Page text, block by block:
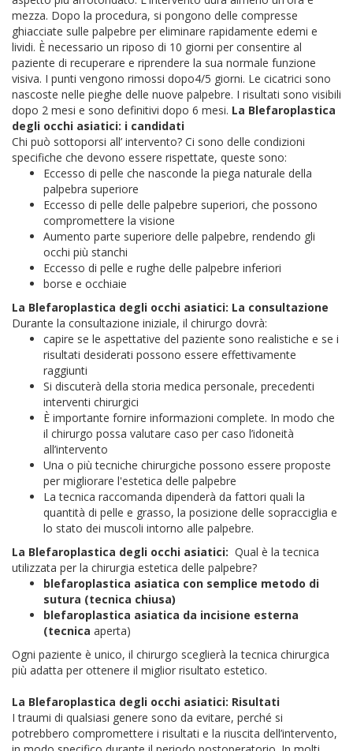
mezza. Dopo la procedura, si pongono delle compresse
ghiacciate sulle palpebre per eliminare rapidamente edemi e
lividi. È necessario un riposo di 10 giorni per consentire al
paziente di recuperare e riprendere la sua normale funzione
visiva. I punti vengono rimossi dopo4/5 giorni. Le cicatrici sono
nascoste nelle pieghe delle nuove palpebre. I risultati sono visibili
dopo 2 mesi e sono definitivi dopo 6 mesi. La Blefaroplastica
degli occhi asiatici: i candidati
Chi può sottoporsi all’ intervento? Ci sono delle condizioni
specifiche che devono essere rispettate, queste sono:
Eccesso di pelle che nasconde la piega naturale della
palpebra superiore
Eccesso di pelle delle palpebre superiori, che possono
compromettere la visione
Aumento parte superiore delle palpebre, rendendo gli
occhi più stanchi
Eccesso di pelle e rughe delle palpebre inferiori
borse e occhiaie
La Blefaroplastica degli occhi asiatici: La consultazione
Durante la consultazione iniziale, il chirurgo dovrà:
capire se le aspettative del paziente sono realistiche e se i
risultati desiderati possono essere effettivamente
raggiunti
Si discuterà della storia medica personale, precedenti
interventi chirurgici
È importante fornire informazioni complete. In modo che
il chirurgo possa valutare caso per caso l’idoneità
all’intervento
Una o più tecniche chirurgiche possono essere proposte
per migliorare l'estetica delle palpebre
La tecnica raccomanda dipenderà da fattori quali la
quantità di pelle e grasso, la posizione delle sopracciglia e
lo stato dei muscoli intorno alle palpebre.
La Blefaroplastica degli occhi asiatici: Qual è la tecnica
utilizzata per la chirurgia estetica delle palpebre?
blefaroplastica asiatica con semplice metodo di
sutura (tecnica chiusa)
blefaroplastica asiatica da incisione esterna
(tecnica aperta)
Ogni paziente è unico, il chirurgo sceglierà la tecnica chirurgica
più adatta per ottenere il miglior risultato estetico.
La Blefaroplastica degli occhi asiatici: Risultati
I traumi di qualsiasi genere sono da evitare, perché si
potrebbero compromettere i risultati e la riuscita dell’intervento,